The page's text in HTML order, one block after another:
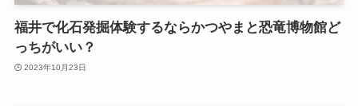
福井で化石発掘体験するならかつやまと恐竜博物館ど
っちがいい？
2023年10月23日